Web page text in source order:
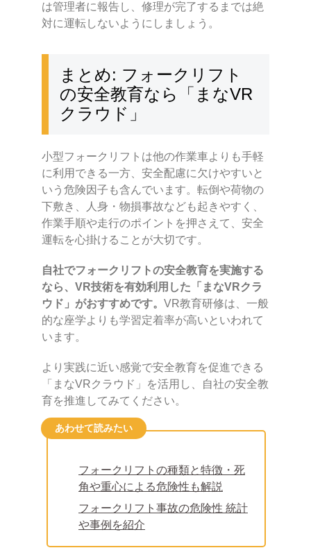
は管理者に報告し、修理が完了するまでは絶
対に運転しないようにしましょう。
まとめ: フォークリフト
の安全教育なら「まなVR
クラウド」
小型フォークリフトは他の作業車よりも手軽
に利用できる一方、安全配慮に欠けやすいと
いう危険因子も含んでいます。転倒や荷物の
下敷き、人身・物損事故なども起きやすく、
作業手順や走行のポイントを押さえて、安全
運転を心掛けることが大切です。
自社でフォークリフトの安全教育を実施する
なら、VR技術を有効利用した「まなVRクラ
ウド」がおすすめです。 VR教育研修は、一般
的な座学よりも学習定着率が高いといわれて
います。
より実践に近い感覚で安全教育を促進できる
「まなVRクラウド」を活用し、自社の安全教
育を推進してみてください。
あわせて読みたい
フォークリフトの種類と特徴・死
角や重心による危険性も解説
フォークリフト事故の危険性 統計
や事例を紹介